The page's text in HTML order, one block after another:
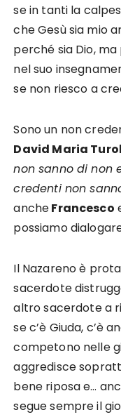
se in tanti la
che Gesù sia mio
perché sia Dio,
nel suo
se non riesco a
Sono un non
David Maria
non sanno di non
credenti non
ancheFrancesco
possiamo
Il Nazareno è
sacerdote
altro sacerdote a
se c’è Giuda, c’è
competono nelle
aggredisce
bene riposa e…
segue sempre il